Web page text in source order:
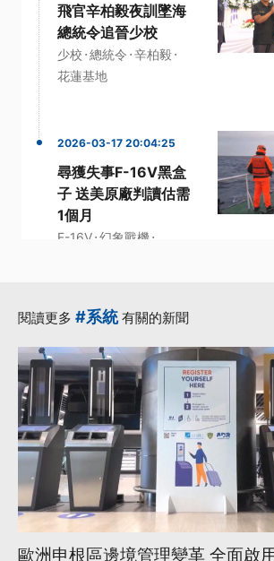
飛官辛柏毅夜訓墜海
總統令追晉少校
少校 ·總統令 ·辛柏毅·
花蓮基地
2026-03-17 20:04:25
尋獲失事F-16V黑盒
子 送美原廠判讀估需
1個月
F-16V·幻象戰機 ·
閱讀更多 #系統有關的新聞
歐洲申根區邊境管理變革 全面啟